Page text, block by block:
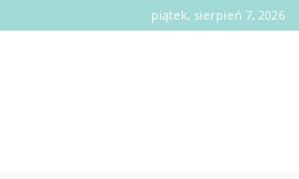
piątek, sierpień 7, 2026